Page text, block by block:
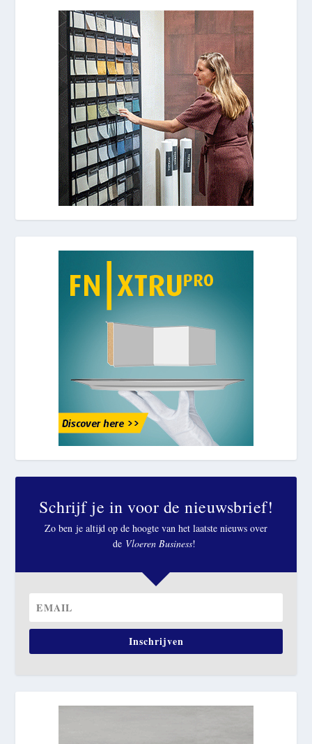
Schrijf je in voor de nieuwsbrief!
Zo ben je altijd op de hoogte van het laatste nieuws over
de Vloeren Business!
Inschrijven